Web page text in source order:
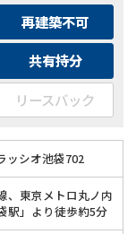
再建築不可
共有持分
リースバック
ッシオ池袋702
、東京メトロ丸ノ内
駅」より徒歩約5分